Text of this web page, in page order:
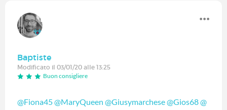
Baptiste
Modificato il 03/01/20 alle 13:25
Buon consigliere
@Fiona45@MaryQueen @Giusymarchese@Gios68@